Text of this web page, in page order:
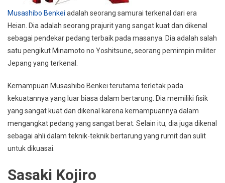
Musashibo Benkei adalah seorang samurai terkenal dari era
Heian. Dia adalah seorang prajurit yang sangat kuat dan dikenal
sebagai pendekar pedang terbaik pada masanya. Dia adalah salah
satu pengikut Minamoto no Yoshitsune, seorang pemimpin militer
Jepang yang terkenal.
Kemampuan Musashibo Benkei terutama terletak pada
kekuatannya yang luar biasa dalam bertarung. Dia memiliki fisik
yang sangat kuat dan dikenal karena kemampuannya dalam
mengangkat pedang yang sangat berat. Selain itu, dia juga dikenal
sebagai ahli dalam teknik-teknik bertarung yang rumit dan sulit
untuk dikuasai.
Sasaki Kojiro